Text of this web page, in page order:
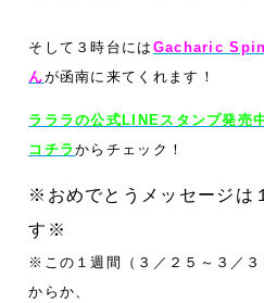
そして３時台には Gacharic Spin
んが函南に来てくれます！
ラララの公式LINEスタンプ発売
コチラからチェック！
※おめでとうメッセージは
す※
※この１週間（３／２５ ～３／
からか、